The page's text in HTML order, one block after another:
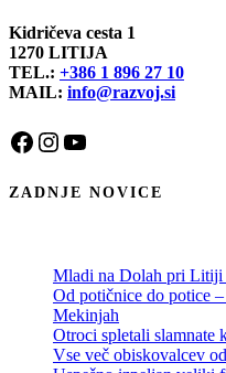
Kidričeva cesta 1
1270 LITIJA
TEL.: +386 1 896 27 10
MAIL: info@razvoj.si
Facebook
Instagram
YouTube
ZADNJE NOVICE
Mladi na Dolah pri Litiji
Od potičnice do potice
Mekinjah
Otroci spletali slamnate
Vse več obiskovalcev